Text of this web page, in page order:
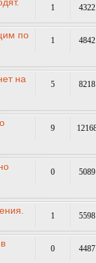
1 4322
по
1 4842
на
5 8218
9
0 5089
1 5598
0 4487